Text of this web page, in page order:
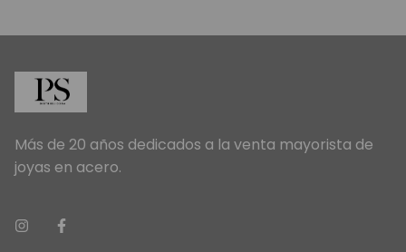
Más de 20 años dedicados a la venta mayorista de
joyas en acero.